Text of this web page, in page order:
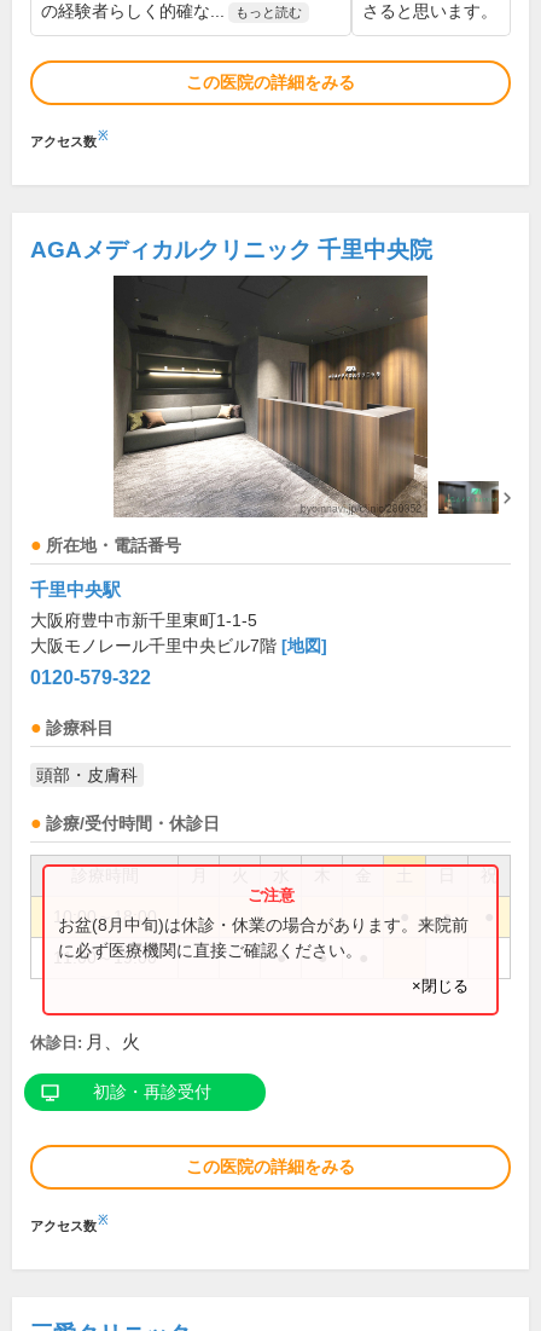
の経験者らしく的確な...
もっと読む
さると思います。
この医院の詳細をみる
アクセス数※
AGAメディカルクリニック 千里中央院
所在地・電話番号
千里中央駅
大阪府豊中市新千里東町1-1-5
大阪モノレール千里中央ビル7階 [地図]
0120-579-322
診療科目
頭部・皮膚科
診療/受付時間・休診日
祝
10:00～18:00 ●
11:00～19:00 ● ●
お盆(8月中旬)は休診・休業の場合があります。来院前
に必ず医療機関に直接ご確認ください。
×閉じる
休診日: 月、火
初診・再診受付
この医院の詳細をみる
アクセス数※